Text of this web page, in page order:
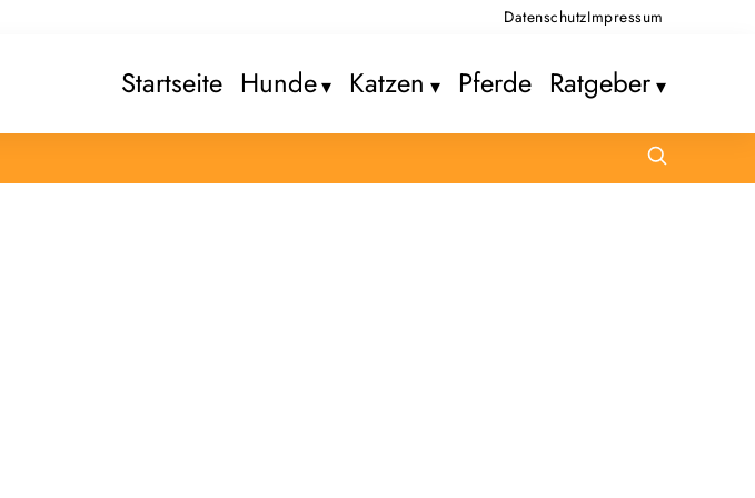
DatenschutzImpressum
Startseite Hunde Katzen Pferde Ratgeber